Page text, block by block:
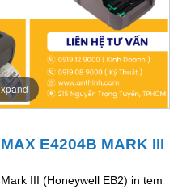
E4204B MARK III
III (Honeywell EB2) in tem